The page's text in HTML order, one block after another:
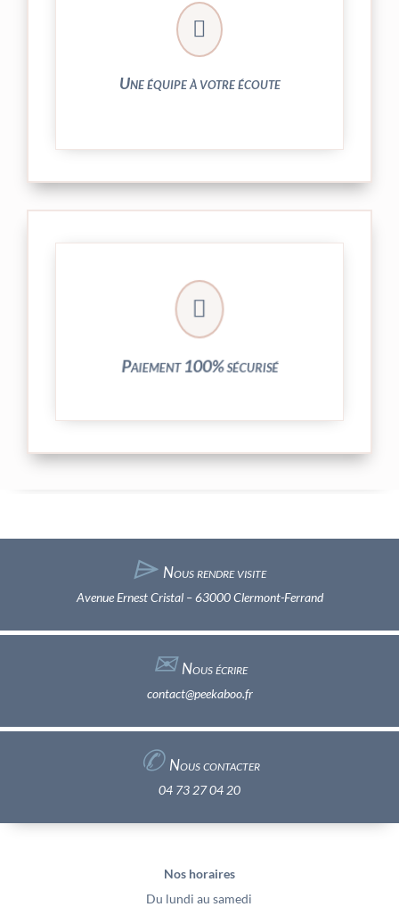

Une équipe à votre écoute
N’hésitez pas à nous solliciter
► 04 73 27 04 20
► contact@peekaboo.fr

Paiement 100% sécurisé
Vos transactions par carte bancaire sont
entièrement sécurisées grâce au système
crypté de notre partenaire PayPlug.
⌲ Nous rendre visite
Avenue Ernest Cristal – 63000 Clermont-Ferrand
✉︎Nous écrire
contact@peekaboo.fr
✆ Nous contacter
04 73 27 04 20
Nos horaires
Du lundi au samedi